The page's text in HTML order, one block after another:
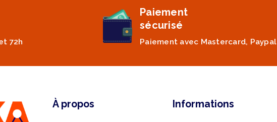
72h
Paiement
sécurisé
Paiement avec Mastercard, Paypal
À propos Informations